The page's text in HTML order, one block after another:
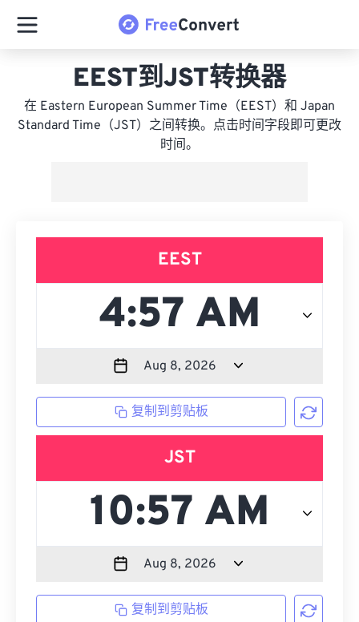
EEST到JST转换器
在 Eastern European Summer Time（EEST）和 Japan
Standard Time（JST）之间转换。点击时间字段即可更改
时间。
EEST
复制到剪贴板
JST
复制到剪贴板